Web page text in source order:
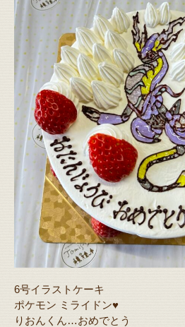
6号イラストケーキ
ポケモン ミライドン♥️
りおんくん…おめでとう